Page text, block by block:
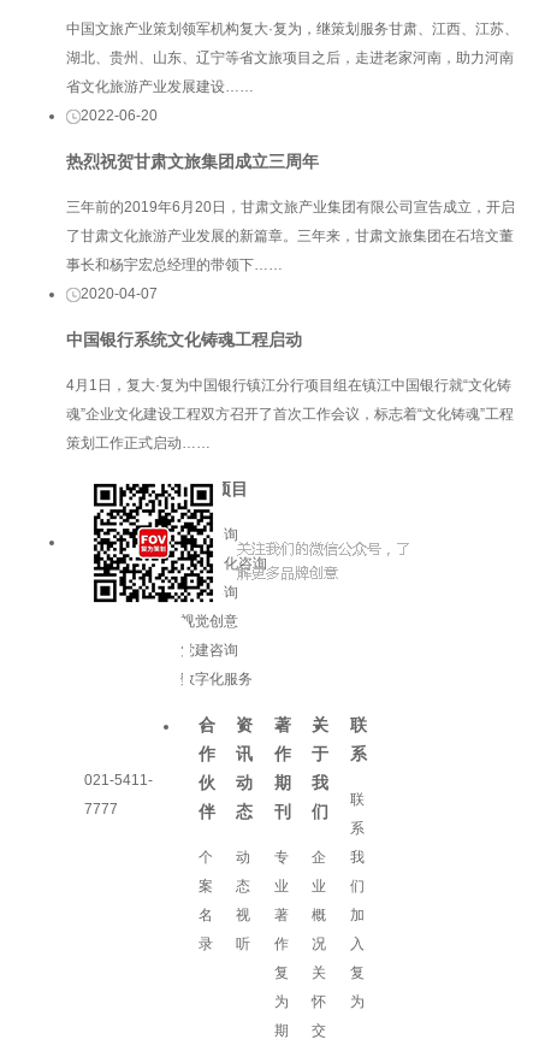
中国文旅产业策划领军机构复大·复为，继策划服务甘肃、江西、江苏、
湖北、贵州、山东、辽宁等省文旅项目之后，走进老家河南，助力河南
省文化旅游产业发展建设……
2022-06-20
热烈祝贺甘肃文旅集团成立三周年
三年前的2019年6月20日，甘肃文旅产业集团有限公司宣告成立，开启
了甘肃文化旅游产业发展的新篇章。三年来，甘肃文旅集团在石培文董
事长和杨宇宏总经理的带领下……
2020-04-07
中国银行系统文化铸魂工程启动
4月1日，复大·复为中国银行镇江分行项目组在镇江中国银行就“文化铸
魂”企业文化建设工程双方召开了首次工作会议，标志着“文化铸魂”工程
策划工作正式启动……
021-5411-
7777
服务项目
品牌咨询
企业文化咨询
增长咨询
视觉创意
党建咨询
数字化服务
合
作
伙
伴
个
案
名
录
资
讯
动
态
动
态
视
听
著
作
期
刊
专
业
著
作
复
为
期
关
于
我
们
企
业
概
况
关
怀
交
联
系
联
系
我
们
加
入
复
为